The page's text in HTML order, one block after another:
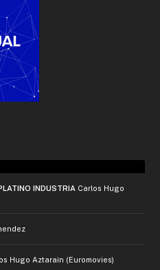
INDUSTRIA Carlos Hugo
Hugo Aztarain (Euromovies)